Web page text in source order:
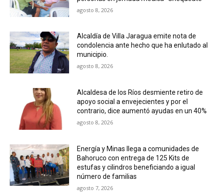
agosto 8, 2026
Alcaldía de Villa Jaragua emite nota de
condolencia ante hecho que ha enlutado al
municipio.
agosto 8, 2026
Alcaldesa de los Ríos desmiente retiro de
apoyo social a envejecientes y por el
contrario, dice aumentó ayudas en un 40%
agosto 8, 2026
Energía y Minas llega a comunidades de
Bahoruco con entrega de 125 Kits de
estufas y cilindros beneficiando a igual
número de familias
agosto 7, 2026